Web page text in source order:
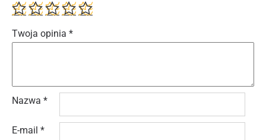
Twoja opinia *
Nazwa *
E-mail *